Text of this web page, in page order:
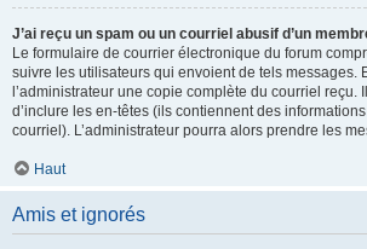
J’ai reçu un spam ou un courriel abusif d’un
Le formulaire de courrier électronique du forum
suivre les utilisateurs qui envoient de tels messages.
l’administrateur une copie complète du courriel reçu.
d’inclure les en-têtes (ils contiennent des
courriel). L’administrateur pourra alors prendre les
Haut
Amis et ignorés